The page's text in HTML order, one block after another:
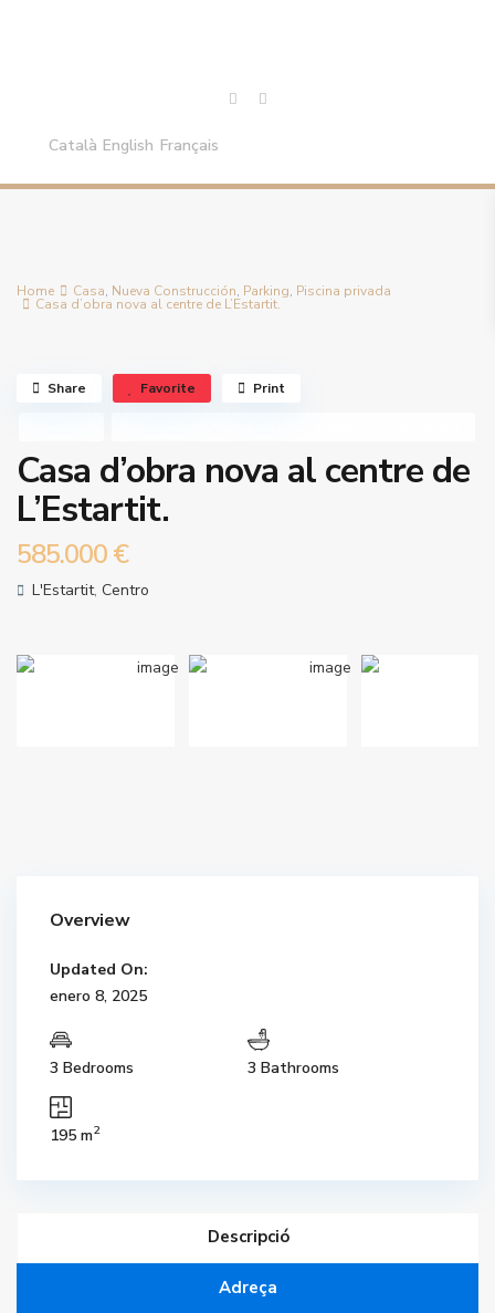
Català English Français
Home Casa, Nueva Construcción, Parking, Piscina privada
Casa d’obra nova al centre de L’Estartit.
Casa d’obra nova al centre de
L’Estartit.
585.000 €
L'Estartit, Centro
Share Favorite Print
Overview
Updated On:
enero 8, 2025
3 Bedrooms 3 Bathrooms
195 m2
Descripció
Adreça